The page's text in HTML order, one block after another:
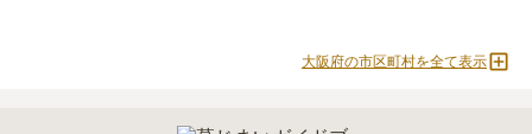
大阪府の市区町村を全て表示